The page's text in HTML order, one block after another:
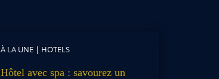
À LA UNE| HOTELS
Hôtel avec spa : savourez un